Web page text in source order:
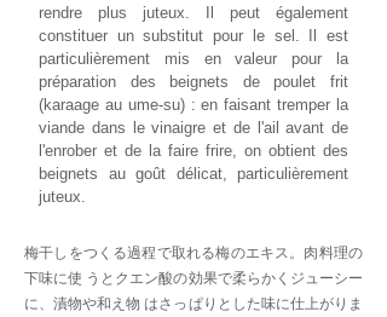
rendre plus juteux. Il peut également
constituer un substitut pour le sel. Il est
particulièrement mis en valeur pour la
préparation des beignets de poulet frit
(karaage au ume-su) : en faisant tremper la
viande dans le vinaigre et de l'ail avant de
l'enrober et de la faire frire, on obtient des
beignets au goût délicat, particulièrement
juteux.
梅干しをつくる過程で取れる梅のエキス。肉料理の
下味に使 うとクエン酸の効果で柔らかくジューシー
に、漬物や和え物 はさっぱりとした味に仕上がりま